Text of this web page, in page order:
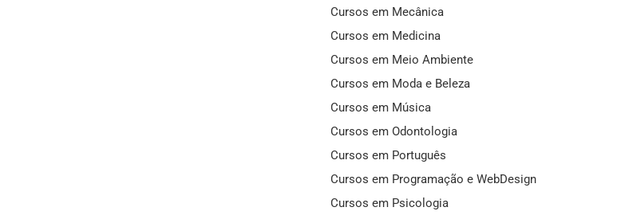
Cursos em Mecânica
Cursos em Medicina
Cursos em Meio Ambiente
Cursos em Moda e Beleza
Cursos em Música
Cursos em Odontologia
Cursos em Português
Cursos em Programação e WebDesign
Cursos em Psicologia